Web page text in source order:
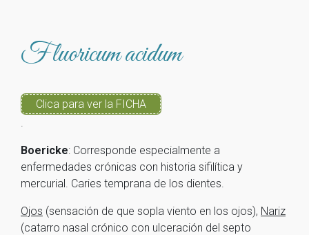
Fluoricum acidum
Clica para ver la FICHA
.
Boericke: Corresponde especialmente a
enfermedades crónicas con historia sifilítica y
mercurial. Caries temprana de los dientes.
Ojos (sensación de que sopla viento en los ojos), Nariz
(catarro nasal crónico con ulceración del septo